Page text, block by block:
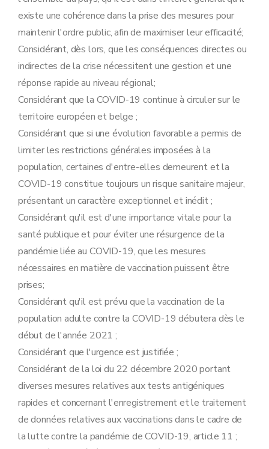
existe une cohérence dans la prise des mesures pour
maintenir l'ordre public, afin de maximiser leur efficacité;
Considérant, dès lors, que les conséquences directes ou
indirectes de la crise nécessitent une gestion et une
réponse rapide au niveau régional;
Considérant que la COVID-19 continue à circuler sur le
territoire européen et belge ;
Considérant que si une évolution favorable a permis de
limiter les restrictions générales imposées à la
population, certaines d'entre-elles demeurent et la
COVID-19 constitue toujours un risque sanitaire majeur,
présentant un caractère exceptionnel et inédit ;
Considérant qu'il est d'une importance vitale pour la
santé publique et pour éviter une résurgence de la
pandémie liée au COVID-19, que les mesures
nécessaires en matière de vaccination puissent être
prises;
Considérant qu'il est prévu que la vaccination de la
population adulte contre la COVID-19 débutera dès le
début de l'année 2021 ;
Considérant que l'urgence est justifiée ;
Considérant de la loi du 22 décembre 2020 portant
diverses mesures relatives aux tests antigéniques
rapides et concernant l'enregistrement et le traitement
de données relatives aux vaccinations dans le cadre de
la lutte contre la pandémie de COVID-19, article 11 ;